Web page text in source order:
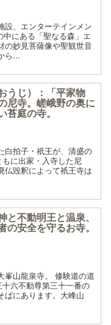
設、エンターテインメン
中にある「聖なる森」エ
の妙見菩薩像や聖観世音
ら...
うじ）：「平家物
尼寺。嵯峨野の奥に
苔庭の寺。
白拍子・祇王が、清盛の
に出家・入寺した尼
仏毀釈によって祇王寺は
と不動明王と温泉、
の安全を守るお寺。
峯山龍泉寺。 修験道の道
六不動尊第三十一番の
ばにあります。大峰山